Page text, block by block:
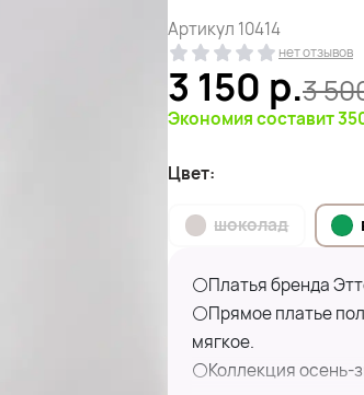
Артикул 10414
нет отзывов
3 150 р.3
Экономия составит
Цвет:
шоколад
⚪Платья бренда
⚪Прямое платье
мягкое.
⚪Коллекция осень-